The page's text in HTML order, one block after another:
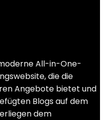
All-in-One-
die die
Angebote bietet und
Blogs auf dem
dem